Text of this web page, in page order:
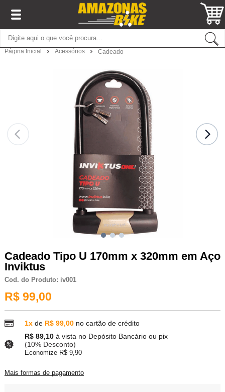
Página Inicial Acessórios Cadeado
Cadeado Tipo U 170mm x 320mm em Aço
Inviktus
Cod. do Produto: iv001
R$ 99,00
1xde R$ 99,00 no cartão de crédito
R$ 89,10 à vista no Depósito Bancário ou pix
(10% Desconto)
Economize R$ 9,90
Mais formas de pagamento